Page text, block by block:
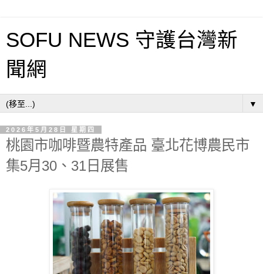
SOFU NEWS 守護台灣新
聞網
▼
2026年5月28日 星期四
桃園市咖啡暨農特產品 臺北花博農民市
集5月30、31日展售